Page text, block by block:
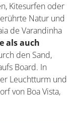
Kitesurfen oder
Natur und
de Varandinha
als auch
den Sand,
Board. In
Leuchtturm und
von Boa Vista,